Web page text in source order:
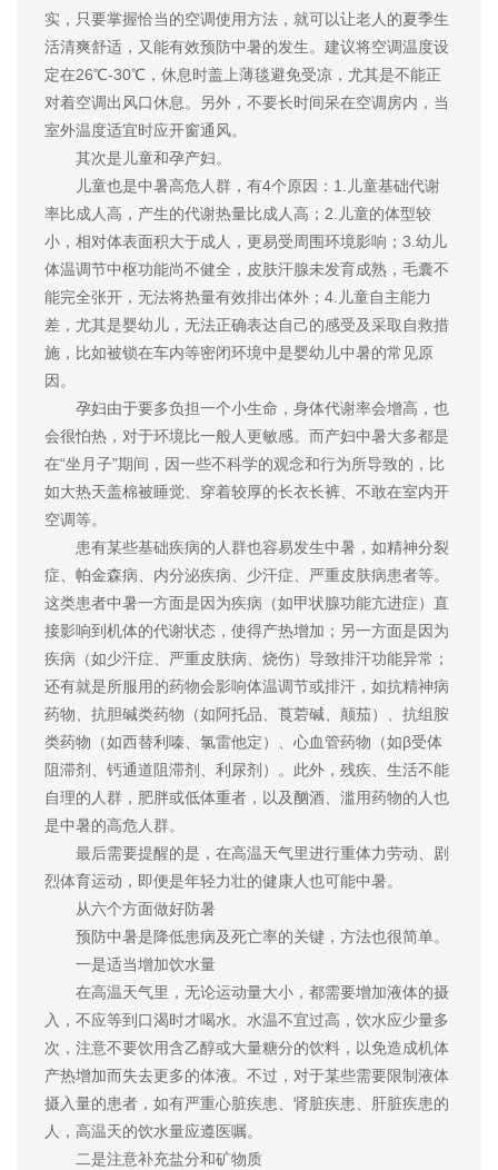
实，只要掌握恰当的空调使用方法，就可以让老人的夏季生
活清爽舒适，又能有效预防中暑的发生。建议将空调温度设
定在26℃-30℃，休息时盖上薄毯避免受凉，尤其是不能正
对着空调出风口休息。另外，不要长时间呆在空调房内，当
室外温度适宜时应开窗通风。
其次是儿童和孕产妇。
儿童也是中暑高危人群，有4个原因：1.儿童基础代谢
率比成人高，产生的代谢热量比成人高；2.儿童的体型较
小，相对体表面积大于成人，更易受周围环境影响；3.幼儿
体温调节中枢功能尚不健全，皮肤汗腺未发育成熟，毛囊不
能完全张开，无法将热量有效排出体外；4.儿童自主能力
差，尤其是婴幼儿，无法正确表达自己的感受及采取自救措
施，比如被锁在车内等密闭环境中是婴幼儿中暑的常见原
因。
孕妇由于要多负担一个小生命，身体代谢率会增高，也
会很怕热，对于环境比一般人更敏感。而产妇中暑大多都是
在“坐月子”期间，因一些不科学的观念和行为所导致的，比
如大热天盖棉被睡觉、穿着较厚的长衣长裤、不敢在室内开
空调等。
患有某些基础疾病的人群也容易发生中暑，如精神分裂
症、帕金森病、内分泌疾病、少汗症、严重皮肤病患者等。
这类患者中暑一方面是因为疾病（如甲状腺功能亢进症）直
接影响到机体的代谢状态，使得产热增加；另一方面是因为
疾病（如少汗症、严重皮肤病、烧伤）导致排汗功能异常；
还有就是所服用的药物会影响体温调节或排汗，如抗精神病
药物、抗胆碱类药物（如阿托品、莨菪碱、颠茄）、抗组胺
类药物（如西替利嗪、氯雷他定）、心血管药物（如β受体
阻滞剂、钙通道阻滞剂、利尿剂）。此外，残疾、生活不能
自理的人群，肥胖或低体重者，以及酗酒、滥用药物的人也
是中暑的高危人群。
最后需要提醒的是，在高温天气里进行重体力劳动、剧
烈体育运动，即便是年轻力壮的健康人也可能中暑。
从六个方面做好防暑
预防中暑是降低患病及死亡率的关键，方法也很简单。
一是适当增加饮水量
在高温天气里，无论运动量大小，都需要增加液体的摄
入，不应等到口渴时才喝水。水温不宜过高，饮水应少量多
次，注意不要饮用含乙醇或大量糖分的饮料，以免造成机体
产热增加而失去更多的体液。不过，对于某些需要限制液体
摄入量的患者，如有严重心脏疾患、肾脏疾患、肝脏疾患的
人，高温天的饮水量应遵医嘱。
二是注意补充盐分和矿物质